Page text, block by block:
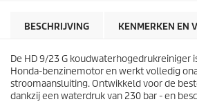
sn
.
BESCHRIJVING KENMERKEN EN
De HD 9/23 G koudwaterhogedrukreiniger
Honda-benzinemotor en werkt volledig
stroomaansluiting. Ontwikkeld voor de
dankzij een waterdruk van 230 bar - en